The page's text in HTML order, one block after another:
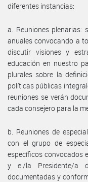
diferentes instancias:
a. Reuniones plenarias:
anuales convocando a
discutir visiones y
educación en nuestro
plurales sobre la
políticas públicas
reuniones se verán
cada consejero para la
b. Reuniones de
con el grupo de
específicos convocados
y el/la Presidente/a
documentadas y